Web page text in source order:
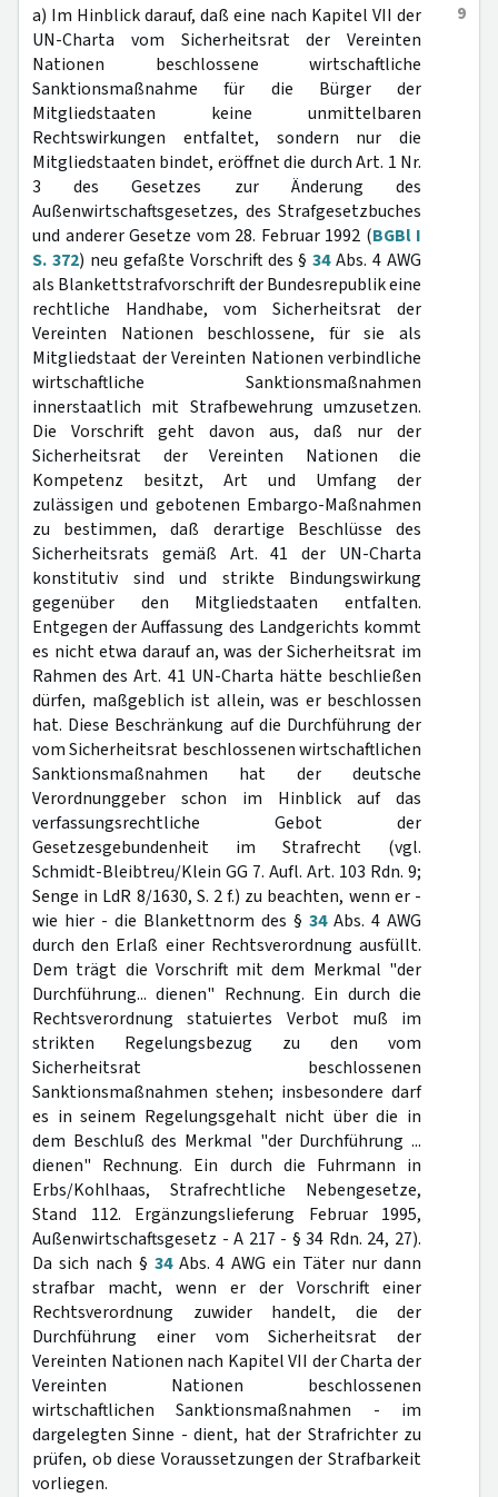
9
a) Im Hinblick darauf, daß eine nach Kapitel VII der
UN-Charta vom Sicherheitsrat der Vereinten
Nationen beschlossene wirtschaftliche
Sanktionsmaßnahme für die Bürger der
Mitgliedstaaten keine unmittelbaren
Rechtswirkungen entfaltet, sondern nur die
Mitgliedstaaten bindet, eröffnet die durch Art. 1 Nr.
3 des Gesetzes zur Änderung des
Außenwirtschaftsgesetzes, des Strafgesetzbuches
und anderer Gesetze vom 28. Februar 1992 (BGBl I
S. 372) neu gefaßte Vorschrift des §34Abs. 4 AWG
als Blankettstrafvorschrift der Bundesrepublik eine
rechtliche Handhabe, vom Sicherheitsrat der
Vereinten Nationen beschlossene, für sie als
Mitgliedstaat der Vereinten Nationen verbindliche
wirtschaftliche Sanktionsmaßnahmen
innerstaatlich mit Strafbewehrung umzusetzen.
Die Vorschrift geht davon aus, daß nur der
Sicherheitsrat der Vereinten Nationen die
Kompetenz besitzt, Art und Umfang der
zulässigen und gebotenen Embargo-Maßnahmen
zu bestimmen, daß derartige Beschlüsse des
Sicherheitsrats gemäß Art. 41 der UN-Charta
konstitutiv sind und strikte Bindungswirkung
gegenüber den Mitgliedstaaten entfalten.
Entgegen der Auffassung des Landgerichts kommt
es nicht etwa darauf an, was der Sicherheitsrat im
Rahmen des Art. 41 UN-Charta hätte beschließen
dürfen, maßgeblich ist allein, was er beschlossen
hat. Diese Beschränkung auf die Durchführung der
vom Sicherheitsrat beschlossenen wirtschaftlichen
Sanktionsmaßnahmen hat der deutsche
Verordnunggeber schon im Hinblick auf das
verfassungsrechtliche Gebot der
Gesetzesgebundenheit im Strafrecht (vgl.
Schmidt-Bleibtreu/Klein GG 7. Aufl. Art. 103 Rdn. 9;
Senge in LdR 8/1630, S. 2 f.) zu beachten, wenn er -
wie hier - die Blankettnorm des § 34Abs. 4 AWG
durch den Erlaß einer Rechtsverordnung ausfüllt.
Dem trägt die Vorschrift mit dem Merkmal "der
Durchführung... dienen" Rechnung. Ein durch die
Rechtsverordnung statuiertes Verbot muß im
strikten Regelungsbezug zu den vom
Sicherheitsrat beschlossenen
Sanktionsmaßnahmen stehen; insbesondere darf
es in seinem Regelungsgehalt nicht über die in
dem Beschluß des Merkmal "der Durchführung ...
dienen" Rechnung. Ein durch die Fuhrmann in
Erbs/Kohlhaas, Strafrechtliche Nebengesetze,
Stand 112. Ergänzungslieferung Februar 1995,
Außenwirtschaftsgesetz - A 217 - § 34 Rdn. 24, 27).
Da sich nach § 34Abs. 4 AWG ein Täter nur dann
strafbar macht, wenn er der Vorschrift einer
Rechtsverordnung zuwider handelt, die der
Durchführung einer vom Sicherheitsrat der
Vereinten Nationen nach Kapitel VII der Charta der
Vereinten Nationen beschlossenen
wirtschaftlichen Sanktionsmaßnahmen - im
dargelegten Sinne - dient, hat der Strafrichter zu
prüfen, ob diese Voraussetzungen der Strafbarkeit
vorliegen.